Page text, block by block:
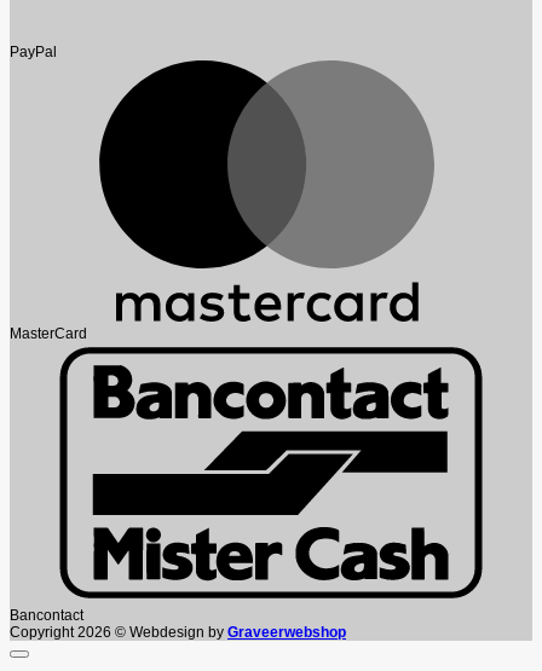
PayPal
MasterCard
Bancontact
Copyright 2026 © Webdesign by Graveerwebshop